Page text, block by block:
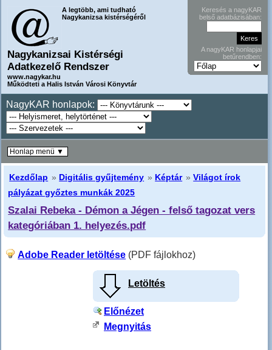
A legtöbb, ami tudható
Nagykanizsa kistérségéről
Nagykanizsai Kistérségi
Adatkezelő Rendszer
www.nagykar.hu
Működteti a Halis István Városi Könyvtár
Keresés a nagyKAR
belső adatbázisában:
A nagyKAR honlapjai
betűrendben:
NagyKAR honlapok:
Kezdőlap » Digitális gyűjtemény » Képtár »Világot írok
pályázat győztes munkák 2025
Szalai Rebeka - Démon a Jégen - felső tagozat vers
kategóriában 1. helyezés.pdf
Adobe Reader letöltése (PDF fájlokhoz)
Letöltés
Előnézet
Megnyitás
Honlap menü ▼